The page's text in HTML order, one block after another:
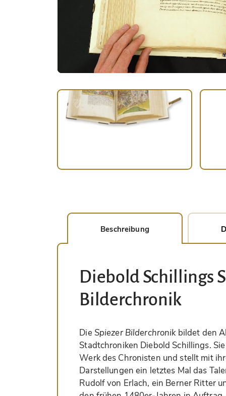
Beschreibung
Diebold Schillings
Bilderchronik
DieSpiezer Bilderchronikbildet den
Stadtchroniken Diebold Schillings.
Werk des Chronisten und stellt mit
Darstellungen ein letztes Mal das
Rudolf von Erlach, ein Berner Ritter